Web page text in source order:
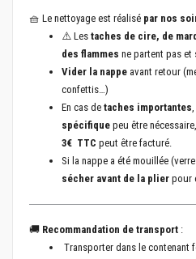
🧺 Le nettoyage est réalisé par nos
⚠️ Les taches de cire, de
des flammes ne partent pas
Vider la nappe avant retour
confettis…)
En cas de taches importantes,
spécifique peu être
3€ TTC peut être facturé.
Si la nappe a été mouillée
sécher avant de la plier pour
🚚 Recommandation de transport :
Transporter dans le contenant